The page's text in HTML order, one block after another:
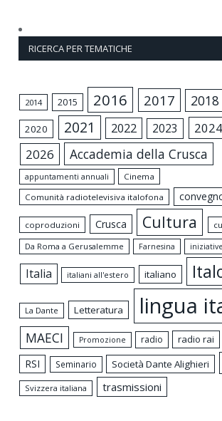
RICERCA PER TEMATICHE
2014 2015 2016 2017 2018
2020 2021 2022 2023 2024
2026 Accademia della Crusca
appuntamenti annuali
Cinema
Comunità radiotelevisiva italofona
coproduzioni Crusca Cultura
Da Roma a Gerusalemme
Farnesina iniziative
Italia italiani all'estero italiano
La Dante Letteratura lingua
MAECI Promozione radio radio rai
RSI
Seminario Società Dante Alighieri
Svizzera italiana trasmissioni